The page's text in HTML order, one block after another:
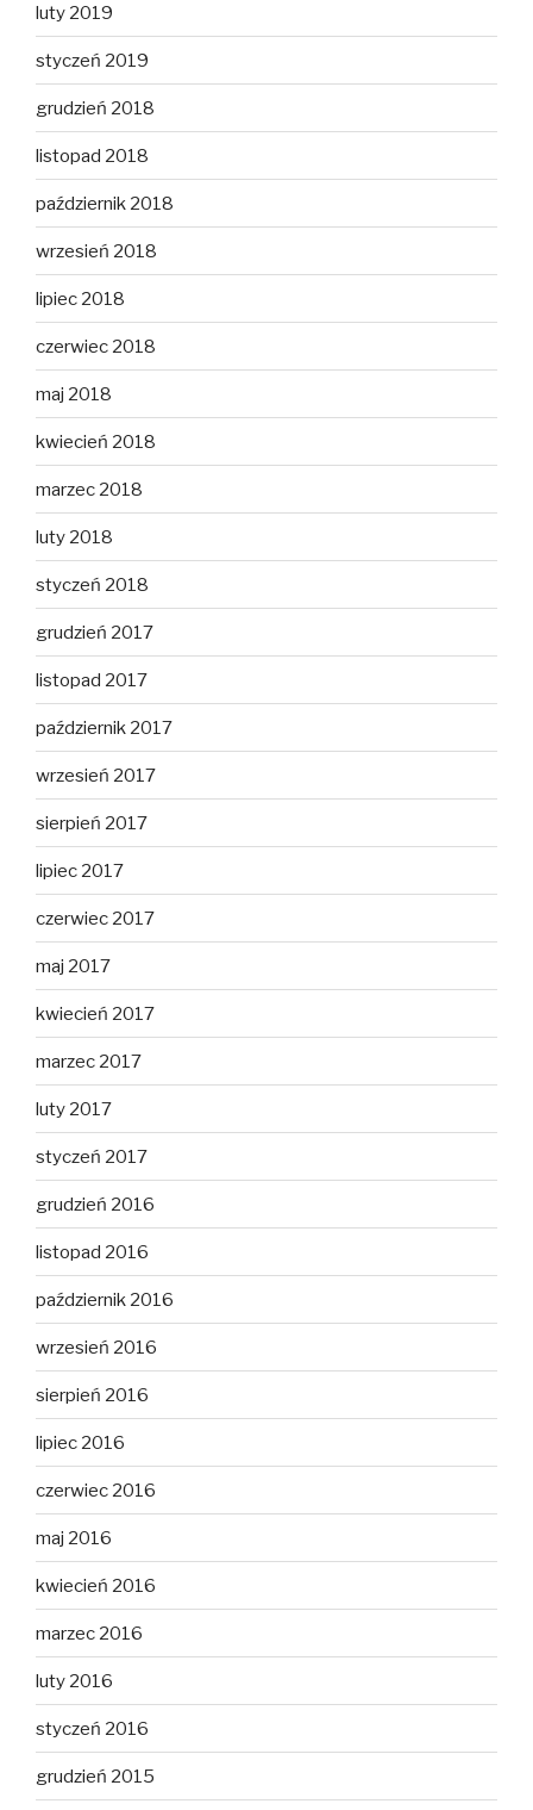
luty 2019
styczeń 2019
grudzień 2018
listopad 2018
październik 2018
wrzesień 2018
lipiec 2018
czerwiec 2018
maj 2018
kwiecień 2018
marzec 2018
luty 2018
styczeń 2018
grudzień 2017
listopad 2017
październik 2017
wrzesień 2017
sierpień 2017
lipiec 2017
czerwiec 2017
maj 2017
kwiecień 2017
marzec 2017
luty 2017
styczeń 2017
grudzień 2016
listopad 2016
październik 2016
wrzesień 2016
sierpień 2016
lipiec 2016
czerwiec 2016
maj 2016
kwiecień 2016
marzec 2016
luty 2016
styczeń 2016
grudzień 2015